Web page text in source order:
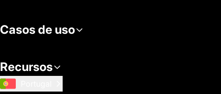
Casos de uso
Recursos